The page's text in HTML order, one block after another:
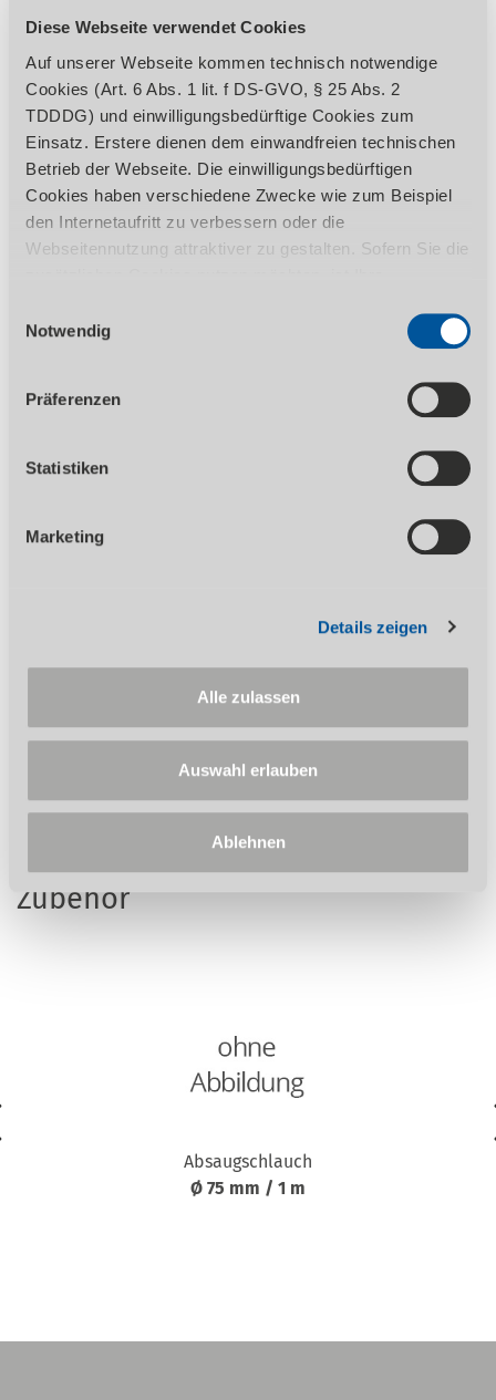
Diese Webseite verwendet Cookies
Auf unserer Webseite kommen technisch notwendige
Cookies (Art. 6 Abs. 1 lit. f DS-GVO, § 25 Abs. 2
TDDDG) und einwilligungsbedürftige Cookies zum
Einsatz. Erstere dienen dem einwandfreien technischen
Betrieb der Webseite. Die einwilligungsbedürftigen
Cookies haben verschiedene Zwecke wie zum Beispiel
den Internetaufritt zu verbessern oder die
Webseitennutzung attraktiver zu gestalten. Sofern Sie die
1 TDDDG erforderlich. Ihre erteilte Einwilligung können
Sie jederzeit durch Aufruf des Consent-Banners mit
Wirkung für die Zukunft widerrufen. Nähere Informationen
zu den einzelnen Cookies und die damit in Verbindung
Datenschutzerklärung
Notwendig
Präferenzen
Statistiken
Marketing
Details zeigen
Alle zulassen
Auswahl erlauben
Ablehnen
BESCHREIBUNG TECHNISCHE DATEN
LIEFERUMFANG ZUBEHÖR
REGULATORISCHE PRODUKTINFORMATIONEN
Schneller und einfacher Filterwechsel
Kompaktes und standsicheres Gehäuse
Wird in der Artikelbeschreibung und/oder in der
Beschreibung des Lieferumfangs eine Garantie
unberührt. Umfang, Dauer, Inhalt und den Garantiegeber
. Für
Druckfehler, Irrtümer oder fehlerhafte Darstellung wird
nicht gehaftet. Technische und optische Änderungen sind
Zubehör
Absaugschlauch
Ø 75 mm / 1 m